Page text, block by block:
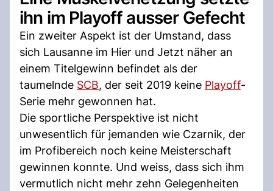
ihn im Playoff ausser Gefecht
Ein zweiter Aspekt ist der Umstand, dass
sich Lausanne im Hier und Jetzt näher an
einem Titelgewinn befindet als der
taumelnde SCB, der seit 2019 keine Playoff-
Serie mehr gewonnen hat.
Die sportliche Perspektive ist nicht
unwesentlich für jemanden wie Czarnik, der
im Profibereich noch keine Meisterschaft
gewinnen konnte. Und weiss, dass sich ihm
vermutlich nicht mehr zehn Gelegenheiten